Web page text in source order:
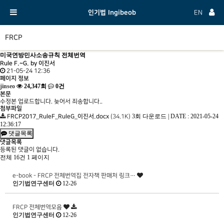
인기법 Ingibeob EN
FRCP
미국연방민사소송규칙 전체번역
Rule F.~G. by 이진서
21-05-24 12:36
페이지 정보
jinseo 24,347회 0건
본문
수정본 업로드합니다. 늦어서 죄송합니다..
첨부파일
FRCP2017_RuleF_RuleG_이진서.docx (34.1K) 3회 다운로드
DATE : 2021-05-24
12:36:17
댓글목록
댓글목록
등록된 댓글이 없습니다.
전체 16건 1 페이지
e-book - FRCP 전체번역집 전자책 판매처 링크…
인기법연구센터 12-26
FRCP 전체번역모음
인기법연구센터 12-26